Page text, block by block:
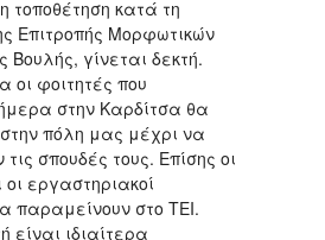
τοποθέτηση κατά τη
Επιτροπής Μορφωτικών
Βουλής, γίνεται δεκτή.
οι φοιτητές που
στην Καρδίτσα θα
πόλη μας μέχρι να
σπουδές τους. Επίσης οι
εργαστηριακοί
παραμείνουν στο ΤΕΙ.
είναι ιδιαίτερα